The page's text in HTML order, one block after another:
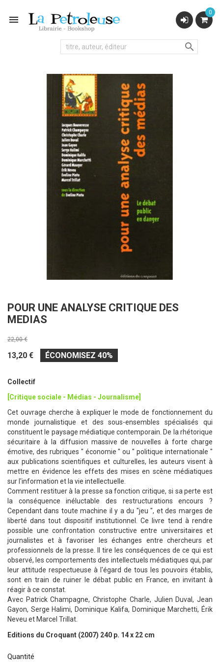

0

POUR UNE ANALYSE CRITIQUE DES
MEDIAS
22,00 €
13,20 € ÉCONOMISEZ 40%
Collectif
[Critique sociale - Médias - Journalisme]
Cet ouvrage cherche à expliquer le mode de fonctionnement du
monde journalistique et des sous-ensembles spécialisés qui
constituent le paysage médiatique contemporain. De la rhétorique
sécuritaire à la diffusion massive de nouvelles à forte charge
émotive, des rubriques " économie " ou " politique internationale "
aux publications scientifiques et culturelles, les auteurs visent à
mettre en évidence les effets des mises en scène médiatiques
sur l'information et la vie intellectuelle.
Comment restituer à la presse sa fonction critique, si sa perte est
la conséquence inéluctable des restructurations encours ?
Cependant dans toute machine il y a du "jeu ", et des marges de
liberté dans tout dispositif institutionnel. Ce livre tend à rendre
possible une confrontation constructive entre universitaires et
journalistes et à favoriser les échanges entre chercheurs et
professionnels de la presse. II tire les conséquences de ce qui est
observé, les comportements des intellectuels médiatiques qui, par
leur attitude respectueuse à l'égard de tous les pouvoirs établis,
sont en train de ruiner le débat public en France, en invitant à
réagir à ce constat.
Avec Patrick Champagne, Christophe Charle, Julien Duval, Jean
Gayon, Serge Halimi, Dominique Kalifa, Dominique Marchetti, Érik
Neveu et Marcel Trillat.
Editions du Croquant (2007) 240 p. 14 x 22 cm
Quantité